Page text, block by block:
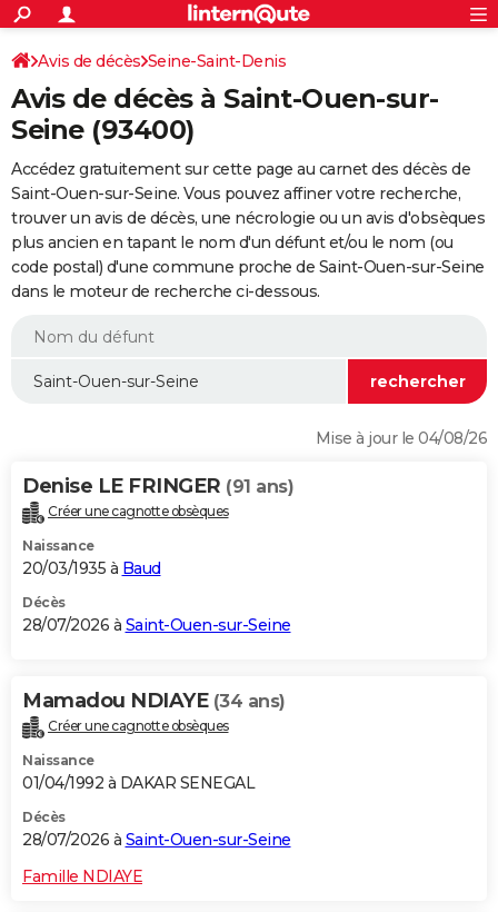
ACTUALITÉS
Politique
Société
Faits Divers
Education
Monde
Villes
+
SPORT
Coupe du monde 2026
Football
Tennis
Cyclisme
Rugby
Forum
CULTURE
FINANCE
Retraite
Impôts
Epargne
Immobilier
Risques naturels par ville
Banque
Assurance
Crédit
Essais
Réserver un essai
Citadines
Berlines
SUV
Forum auto
+
HIGH-TECH
Mobiles
Meilleur smartphone
Internet
Ordinateurs
Jeux vidéo
Guide high-tech
+
BRICOLAGE
Forum
Aménagement intérieur
Extérieur
Cuisine
Salle de bains
Jardinage
Rangement
WEEK-END
Guides de France
Escapades
Patrimoine
Expositions
Musées
Week-end nature
LIFESTYLE
Alimentation
Guide de la santé
Maladies
Médicaments
Sommeil
VOYAGE
Destinations
City break
Voyage nature
Voyage de noces
Forum
Climat
+PHOTO
GUIDES D'ACHAT
BONS PLANS
Carte de Noël
Carte Bonne année
Carte Saint-Valentin
Carte Pâques
Carte d'anniversaire
DICTIONNAIRE
PROGRAMME TV
COPAINS D'AVANT
S'inscrire
Se connecter
Lycées
Collèges
Primaires
Universités
Entreprises
Service militaire
Avis de recherche
AVIS DE DÉCÈS
FORUM
S'inscrire
Connexion
Avis de décès Seine-Saint-Denis
Avis de décès à Saint-Ouen-sur-
Seine (93400)
Accédez gratuitement sur cette page au carnet des décès de
Saint-Ouen-sur-Seine. Vous pouvez affiner votre recherche,
trouver un avis de décès, une nécrologie ou un avis d'obsèques
plus ancien en tapant le nom d'un défunt et/ou le nom (ou
code postal) d'une commune proche de Saint-Ouen-sur-Seine
dans le moteur de recherche ci-dessous.
Mise à jour le 04/08/26
Denise LE FRINGER (91 ans)
Créer une cagnotte obsèques
Naissance
20/03/1935 à Baud
Décès
28/07/2026 à Saint-Ouen-sur-Seine
Mamadou NDIAYE (34 ans)
Créer une cagnotte obsèques
Naissance
01/04/1992 à DAKAR SENEGAL
Décès
28/07/2026 à Saint-Ouen-sur-Seine
Famille NDIAYE